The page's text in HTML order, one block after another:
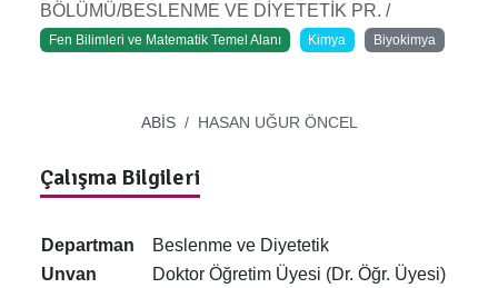
BÖLÜMÜ/BESLENME VE DİYETETİK PR. /
Fen Bilimleri ve Matematik Temel Alanı Kimya Biyokimya
ABİS HASAN UĞUR ÖNCEL
Çalışma Bilgileri
Departman
Beslenme ve Diyetetik
Unvan
Doktor Öğretim Üyesi (Dr. Öğr. Üyesi)